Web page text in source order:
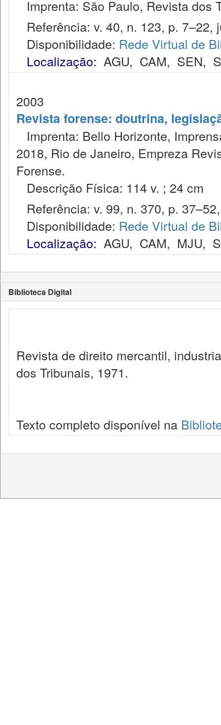
Imprenta: São Paulo, Revista dos
Referência: v. 40, n. 123, p. 7–22,
Disponibilidade: Rede Virtual de
Localização: AGU, CAM, SEN,
2003
Revista forense: doutrina,
Imprenta: Bello Horizonte,
2018, Rio de Janeiro, Empreza
Forense.
Descrição Física: 114 v. ; 24 cm
Referência: v. 99, n. 370, p.
Disponibilidade: Rede Virtual de
Localização: AGU, CAM, MJU,
Biblioteca Digital
Revista de direito mercantil,
dos Tribunais, 1971.
Texto completo disponível na